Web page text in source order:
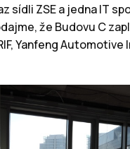
sídli ZSE a jedna IT
že Budovu C
Yanfeng